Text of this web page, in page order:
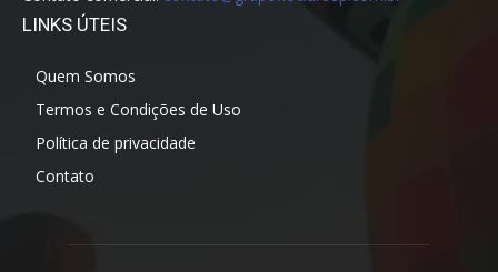
LINKS ÚTEIS
Quem Somos
Termos e Condições de Uso
Política de privacidade
Contato